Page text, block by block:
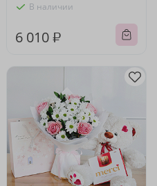
В наличии
6 010 ₽